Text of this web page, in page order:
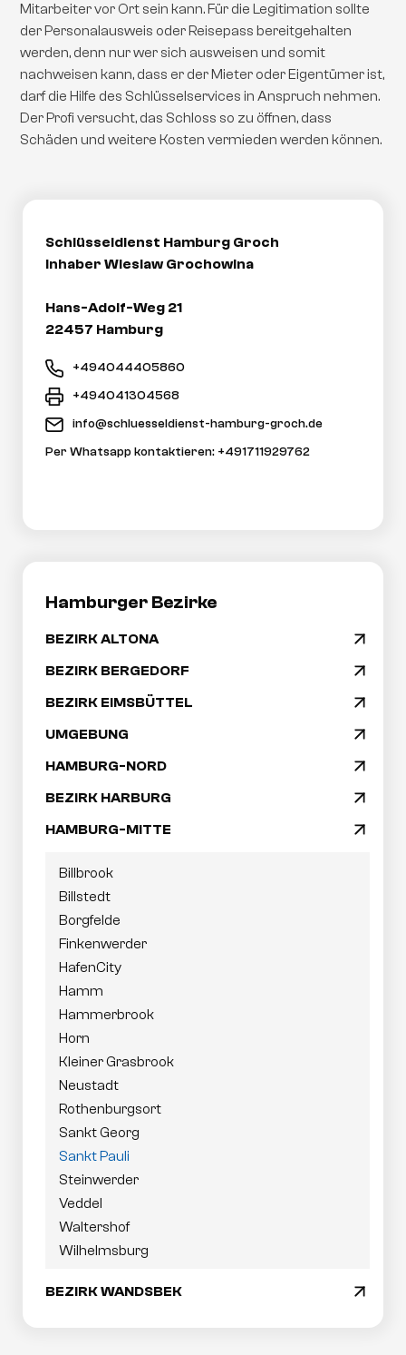
Mitarbeiter vor Ort sein kann. Für die Legitimation sollte
der Personalausweis oder Reisepass bereitgehalten
werden, denn nur wer sich ausweisen und somit
nachweisen kann, dass er der Mieter oder Eigentümer ist,
darf die Hilfe des Schlüsselservices in Anspruch nehmen.
Der Profi versucht, das Schloss so zu öffnen, dass
Schäden und weitere Kosten vermieden werden können.
Schlüsseldienst Hamburg Groch
Inhaber Wieslaw Grochowina
Hans-Adolf-Weg 21
22457 Hamburg
+494044405860
+494041304568
info@schluesseldienst-hamburg-groch.de
Per Whatsapp kontaktieren: +491711929762
Hamburger Bezirke
überspringen
BEZIRK ALTONA arrow_drop_down
BEZIRK BERGEDORF arrow_drop_down
BEZIRK EIMSBÜTTEL arrow_drop_down
UMGEBUNG arrow_drop_down
HAMBURG-NORD arrow_drop_down
BEZIRK HARBURG arrow_drop_down
HAMBURG-MITTE arrow_drop_down
Billbrook
Billstedt
Borgfelde
Finkenwerder
HafenCity
Hamm
Hammerbrook
Horn
Kleiner Grasbrook
Neustadt
Rothenburgsort
Sankt Georg
Sankt Pauli
Steinwerder
Veddel
Waltershof
Wilhelmsburg
BEZIRK WANDSBEK arrow_drop_down